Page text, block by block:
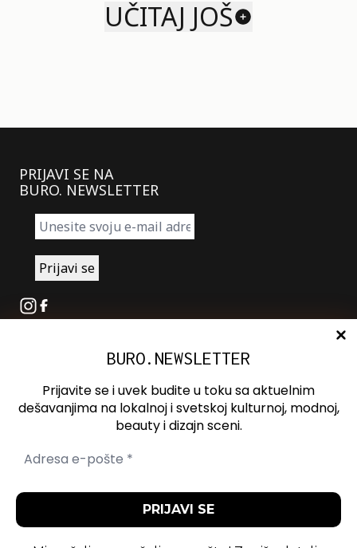
UČITAJ JOŠ
PRIJAVI SE NA
BURO. NEWSLETTER
Instagram
Facebook
Oglašavanje
Kontakt
Spotify
BURO.NEWSLETTER
Prijavite se i uvek budite u toku sa aktuelnim
dešavanjima na lokalnoj i svetskoj kulturnoj, modnoj,
beauty i dizajn sceni.